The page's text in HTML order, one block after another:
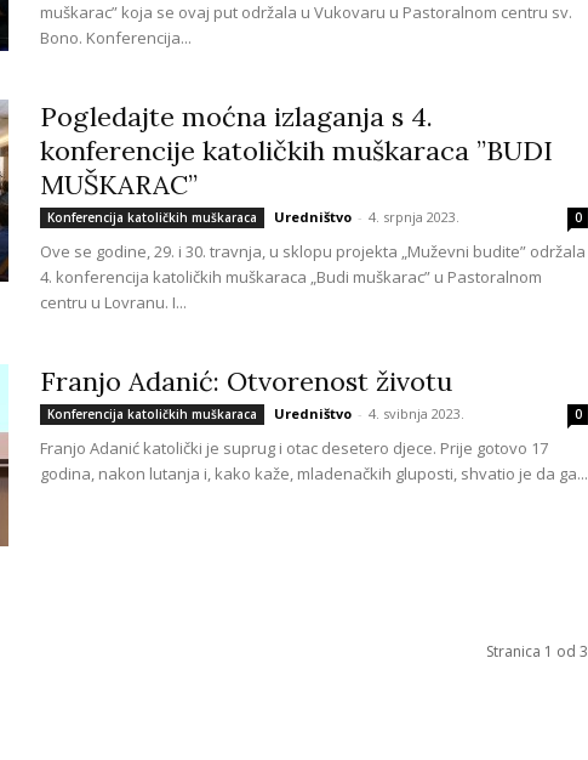
muškarac” koja se ovaj put održala u Vukovaru u Pastoralnom centru sv.
Bono. Konferencija...
Pogledajte moćna izlaganja s 4.
konferencije katoličkih muškaraca ”BUDI
MUŠKARAC”
Konferencija katoličkih muškaraca Uredništvo - 4. srpnja 2023. 0
Ove se godine, 29. i 30. travnja, u sklopu projekta „Muževni budite” održala
4. konferencija katoličkih muškaraca „Budi muškarac” u Pastoralnom
centru u Lovranu. I...
Franjo Adanić: Otvorenost životu
Konferencija katoličkih muškaraca Uredništvo - 4. svibnja 2023. 0
Franjo Adanić katolički je suprug i otac desetero djece. Prije gotovo 17
godina, nakon lutanja i, kako kaže, mladenačkih gluposti, shvatio je da ga...
Stranica 1 od 3